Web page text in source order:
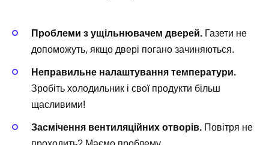
Проблеми з ущільнювачем дверей. Газети не
допоможуть, якщо двері погано зачиняються.
Неправильне налаштування температури.
Зробіть холодильник і свої продукти більш
щасливими!
Засмічення вентиляційних отворів. Повітря не